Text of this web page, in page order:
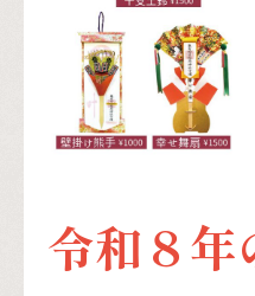
令和８年